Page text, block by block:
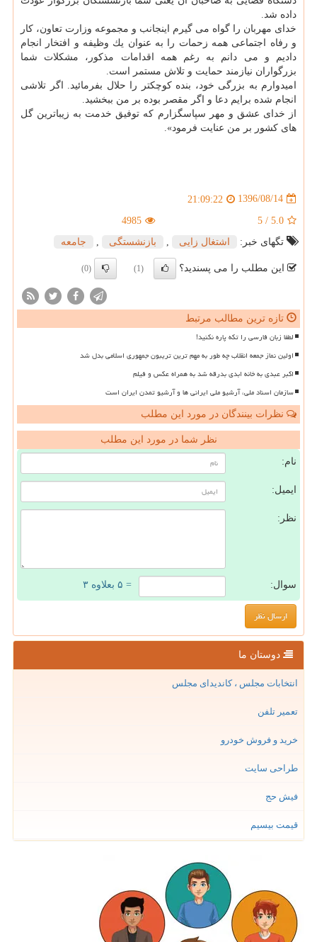
داده شد.
خدای مهربان را گواه می گیرم اینجانب و مجموعه وزارت تعاون، كار
و رفاه اجتماعی همه زحمات را به عنوان یك وظیفه و افتخار انجام
دادیم و می دانم به رغم همه اقدامات مذكور، مشكلات شما
بزرگواران نیازمند حمایت و تلاش مستمر است.
امیدوارم به بزرگی خود، بنده كوچكتر را حلال بفرمائید. اگر تلاشی
انجام شده برایم دعا و اگر مقصر بوده بر من ببخشید.
از خدای عشق و مهر سپاسگزارم كه توفیق خدمت به زیباترین گل
های كشور بر من عنایت فرمود».
1396/08/14
21:09:22
5.0
/
5
4985
تگهای خبر:
اشتغال زایی بازنشستگی جامعه
این مطلب را می پسندید؟ (1)
(0)
تازه ترین مطالب مرتبط
لطفا زبان فارسی را تکه پاره نکنید!
اولین نماز جمعه انقلاب چه طور به مهم ترین تریبون جمهوری اسلامی بدل شد
اکبر عبدی به خانه ابدی بدرقه شد به همراه عکس و فیلم
سازمان اسناد ملی، آرشیو ملی ایرانی ها و آرشیو تمدن ایران است
نظرات بینندگان در مورد این مطلب
نظر شما در مورد این مطلب
نام:
ایمیل:
نظر:
سوال: = ۵ بعلاوه ۳
دوستان ما
انتخابات مجلس ، کاندیدای مجلس
تعمیر تلفن
خرید و فروش خودرو
طراحی سایت
فیش حج
قیمت بیسیم